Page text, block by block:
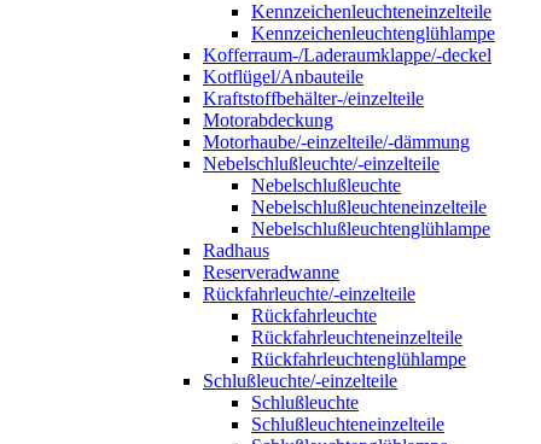
Kennzeichenleuchteneinzelteile
Kennzeichenleuchtenglühlampe
Kofferraum-/Laderaumklappe/-deckel
Kotflügel/Anbauteile
Kraftstoffbehälter-/einzelteile
Motorabdeckung
Motorhaube/-einzelteile/-dämmung
Nebelschlußleuchte/-einzelteile
Nebelschlußleuchte
Nebelschlußleuchteneinzelteile
Nebelschlußleuchtenglühlampe
Radhaus
Reserveradwanne
Rückfahrleuchte/-einzelteile
Rückfahrleuchte
Rückfahrleuchteneinzelteile
Rückfahrleuchtenglühlampe
Schlußleuchte/-einzelteile
Schlußleuchte
Schlußleuchteneinzelteile